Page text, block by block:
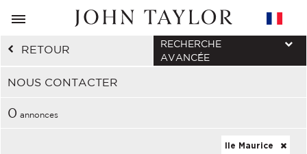
RETOUR
NOUS CONTACTER
RECHERCHE
AVANCÉE
0 annonces
Ile Maurice